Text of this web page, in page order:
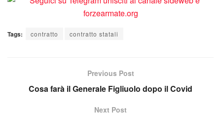
Tags: contratto contratto statali
Previous Post
Cosa farà il Generale Figliuolo dopo il Covid
Next Post